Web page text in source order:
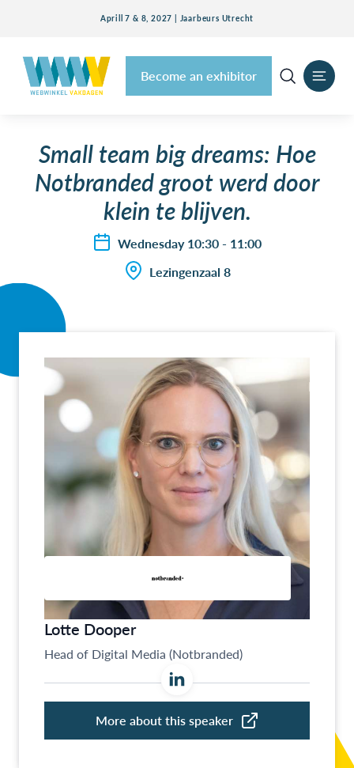
Aprill 7 & 8, 2027 | Jaarbeurs Utrecht
Become an exhibitor
Small team big dreams: Hoe
Notbranded groot werd door
klein te blijven.
Wednesday 10:30 - 11:00
Lezingenzaal 8